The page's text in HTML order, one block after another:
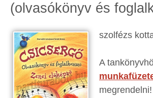
(olvasókönyv és
szolfézs
A
megrendelni!